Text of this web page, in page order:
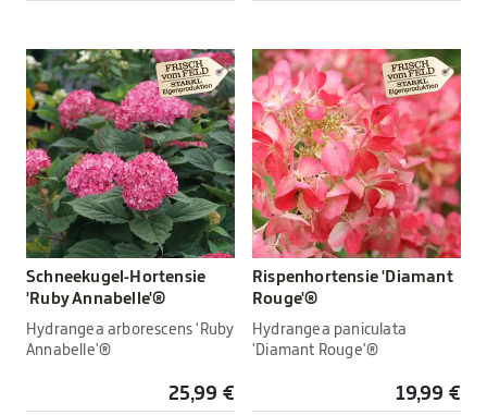
Schneekugel-Hortensie
'Ruby Annabelle'®
Hydrangea arborescens 'Ruby
Annabelle'®
25,99 €
Rispenhortensie 'Diamant
Rouge'®
Hydrangea paniculata
'Diamant Rouge'®
19,99 €